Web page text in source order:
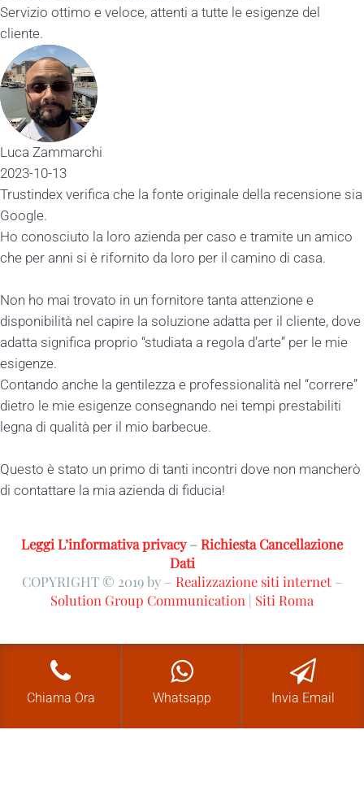
Servizio ottimo e veloce, attenti a tutte le esigenze del
cliente.
Luca Zammarchi
2023-10-13
Trustindex verifica che la fonte originale della recensione sia
Google.
Ho conosciuto la loro azienda per caso e tramite un amico
che per anni si è rifornito da loro per il camino di casa.
Non ho mai trovato in un fornitore tanta attenzione e
disponibilità nel capire la soluzione adatta per il cliente, dove
adatta significa proprio “studiata a regola d’arte” per le mie
esigenze.
Contando anche la gentilezza e professionalità nel “correre”
dietro le mie esigenze consegnando nei tempi prestabiliti
legna di qualità per il mio barbecue.
Questo è stato un primo di tanti incontri dove non mancherò
di contattare la mia azienda di fiducia!
Leggi L’informativa privacy– Richiesta Cancellazione
Dati
COPYRIGHT © 2019 by – Realizzazione siti internet–
Solution Group Communication | Siti Roma
Chiama Ora Whatsapp Invia Email